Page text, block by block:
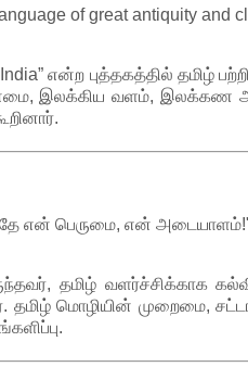
of great antiquity and
என்ற புத்தகத்தில் தமிழ் பற்றி
இலக்கிய வளம், இலக்கண
என் பெருமை, என்
தமிழ் வளர்ச்சிக்காக
தமிழ் மொழியின் முறைமை,